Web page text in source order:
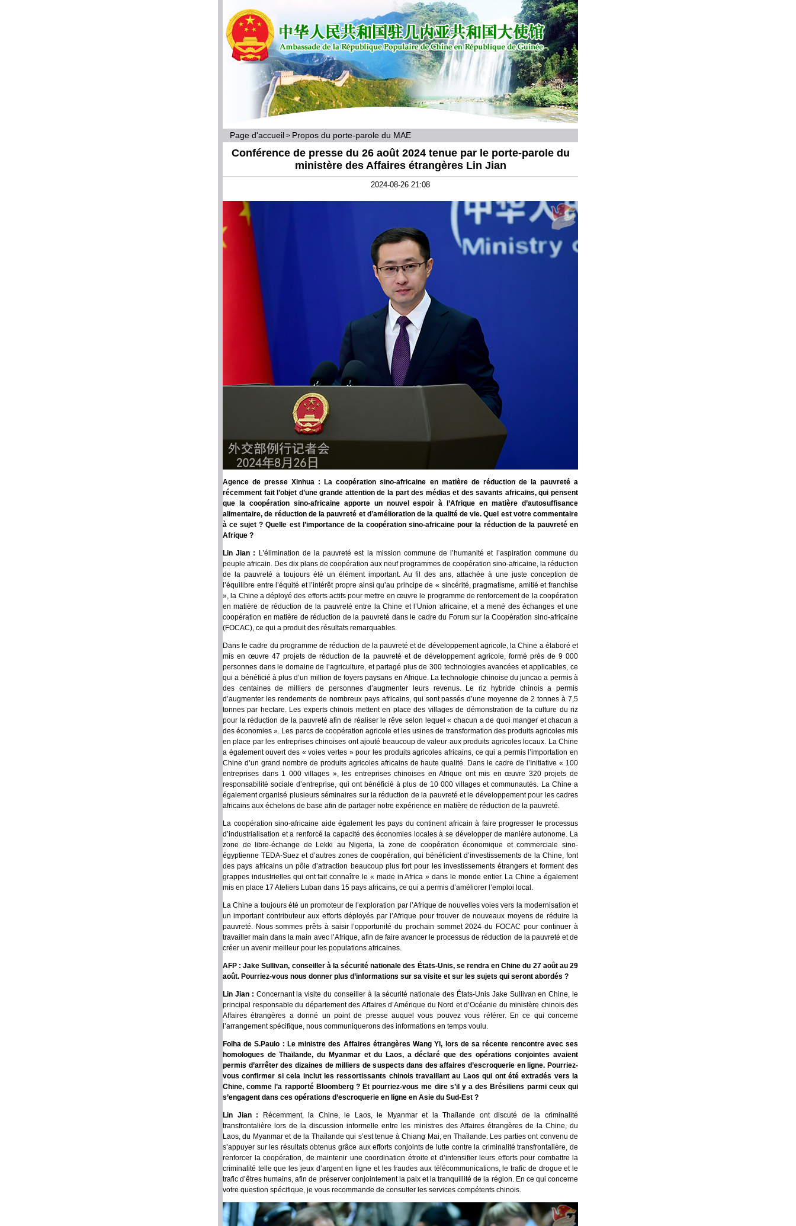
Page d'accueil > Propos du porte-parole du MAE
Conférence de presse du 26 août 2024 tenue par le porte-parole du
ministère des Affaires étrangères Lin Jian
2024-08-26 21:08
Agence de presse Xinhua : La coopération sino-africaine en matière de réduction de la pauvreté a
récemment fait l’objet d’une grande attention de la part des médias et des savants africains, qui pensent
que la coopération sino-africaine apporte un nouvel espoir à l’Afrique en matière d’autosuffisance
alimentaire, de réduction de la pauvreté et d’amélioration de la qualité de vie. Quel est votre commentaire
à ce sujet ? Quelle est l’importance de la coopération sino-africaine pour la réduction de la pauvreté en
Afrique ?
Lin Jian : L’élimination de la pauvreté est la mission commune de l’humanité et l’aspiration commune du
peuple africain. Des dix plans de coopération aux neuf programmes de coopération sino-africaine, la réduction
de la pauvreté a toujours été un élément important. Au fil des ans, attachée à une juste conception de
l’équilibre entre l’équité et l’intérêt propre ainsi qu’au principe de « sincérité, pragmatisme, amitié et franchise
», la Chine a déployé des efforts actifs pour mettre en œuvre le programme de renforcement de la coopération
en matière de réduction de la pauvreté entre la Chine et l’Union africaine, et a mené des échanges et une
coopération en matière de réduction de la pauvreté dans le cadre du Forum sur la Coopération sino-africaine
(FOCAC), ce qui a produit des résultats remarquables.
Dans le cadre du programme de réduction de la pauvreté et de développement agricole, la Chine a élaboré et
mis en œuvre 47 projets de réduction de la pauvreté et de développement agricole, formé près de 9 000
personnes dans le domaine de l’agriculture, et partagé plus de 300 technologies avancées et applicables, ce
qui a bénéficié à plus d’un million de foyers paysans en Afrique. La technologie chinoise du juncao a permis à
des centaines de milliers de personnes d’augmenter leurs revenus. Le riz hybride chinois a permis
d’augmenter les rendements de nombreux pays africains, qui sont passés d’une moyenne de 2 tonnes à 7,5
tonnes par hectare. Les experts chinois mettent en place des villages de démonstration de la culture du riz
pour la réduction de la pauvreté afin de réaliser le rêve selon lequel « chacun a de quoi manger et chacun a
des économies ». Les parcs de coopération agricole et les usines de transformation des produits agricoles mis
en place par les entreprises chinoises ont ajouté beaucoup de valeur aux produits agricoles locaux. La Chine
a également ouvert des « voies vertes » pour les produits agricoles africains, ce qui a permis l’importation en
Chine d’un grand nombre de produits agricoles africains de haute qualité. Dans le cadre de l’Initiative « 100
entreprises dans 1 000 villages », les entreprises chinoises en Afrique ont mis en œuvre 320 projets de
responsabilité sociale d’entreprise, qui ont bénéficié à plus de 10 000 villages et communautés. La Chine a
également organisé plusieurs séminaires sur la réduction de la pauvreté et le développement pour les cadres
africains aux échelons de base afin de partager notre expérience en matière de réduction de la pauvreté.
La coopération sino-africaine aide également les pays du continent africain à faire progresser le processus
d’industrialisation et a renforcé la capacité des économies locales à se développer de manière autonome. La
zone de libre-échange de Lekki au Nigeria, la zone de coopération économique et commerciale sino-
égyptienne TEDA-Suez et d’autres zones de coopération, qui bénéficient d’investissements de la Chine, font
des pays africains un pôle d’attraction beaucoup plus fort pour les investissements étrangers et forment des
grappes industrielles qui ont fait connaître le « made in Africa » dans le monde entier. La Chine a également
mis en place 17 Ateliers Luban dans 15 pays africains, ce qui a permis d’améliorer l’emploi local.
La Chine a toujours été un promoteur de l’exploration par l’Afrique de nouvelles voies vers la modernisation et
un important contributeur aux efforts déployés par l’Afrique pour trouver de nouveaux moyens de réduire la
pauvreté. Nous sommes prêts à saisir l’opportunité du prochain sommet 2024 du FOCAC pour continuer à
travailler main dans la main avec l’Afrique, afin de faire avancer le processus de réduction de la pauvreté et de
créer un avenir meilleur pour les populations africaines.
AFP : Jake Sullivan, conseiller à la sécurité nationale des États-Unis, se rendra en Chine du 27 août au 29
août. Pourriez-vous nous donner plus d’informations sur sa visite et sur les sujets qui seront abordés ?
Lin Jian : Concernant la visite du conseiller à la sécurité nationale des États-Unis Jake Sullivan en Chine, le
principal responsable du département des Affaires d’Amérique du Nord et d’Océanie du ministère chinois des
Affaires étrangères a donné un point de presse auquel vous pouvez vous référer. En ce qui concerne
l’arrangement spécifique, nous communiquerons des informations en temps voulu.
Folha de S.Paulo : Le ministre des Affaires étrangères Wang Yi, lors de sa récente rencontre avec ses
homologues de Thaïlande, du Myanmar et du Laos, a déclaré que des opérations conjointes avaient
permis d’arrêter des dizaines de milliers de suspects dans des affaires d’escroquerie en ligne. Pourriez-
vous confirmer si cela inclut les ressortissants chinois travaillant au Laos qui ont été extradés vers la
Chine, comme l’a rapporté Bloomberg ? Et pourriez-vous me dire s’il y a des Brésiliens parmi ceux qui
s’engagent dans ces opérations d’escroquerie en ligne en Asie du Sud-Est ?
Lin Jian :
Récemment, la Chine, le Laos, le Myanmar et la Thaïlande ont discuté de la criminalité
transfrontalière lors de la discussion informelle entre les ministres des Affaires étrangères de la Chine, du
Laos, du Myanmar et de la Thaïlande qui s’est tenue à Chiang Mai, en Thaïlande. Les parties ont convenu de
s’appuyer sur les résultats obtenus grâce aux efforts conjoints de lutte contre la criminalité transfrontalière, de
renforcer la coopération, de maintenir une coordination étroite et d’intensifier leurs efforts pour combattre la
criminalité telle que les jeux d’argent en ligne et les fraudes aux télécommunications, le trafic de drogue et le
trafic d’êtres humains, afin de préserver conjointement la paix et la tranquillité de la région. En ce qui concerne
votre question spécifique, je vous recommande de consulter les services compétents chinois.